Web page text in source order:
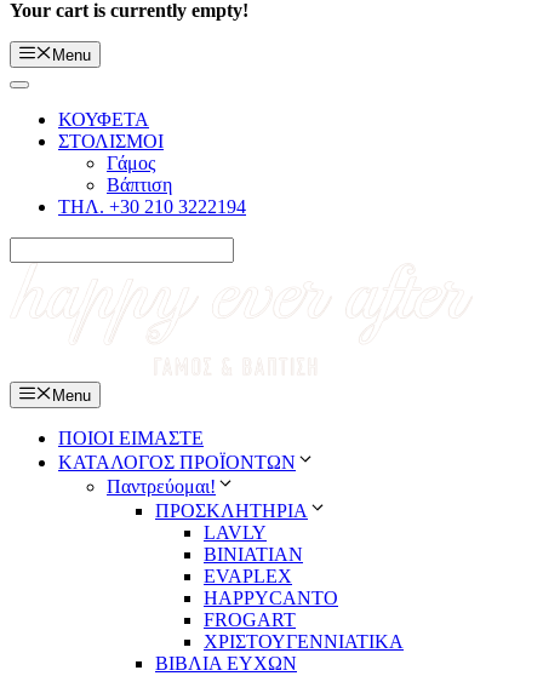
Your cart is currently empty!
Menu
ΚΟΥΦΕΤΑ
ΣΤΟΛΙΣΜΟΙ
Γάμος
Βάπτιση
ΤΗΛ. +30 210 3222194
Menu
ΠΟΙΟΙ ΕΙΜΑΣΤΕ
ΚΑΤΑΛΟΓΟΣ ΠΡΟΪΟΝΤΩΝ
Παντρεύομαι!
ΠΡΟΣΚΛΗΤΗΡΙΑ
LAVLY
BINIATIAN
EVAPLEX
HAPPYCANTO
FROGART
ΧΡΙΣΤΟΥΓΕΝΝΙΑΤΙΚΑ
ΒΙΒΛΙΑ ΕΥΧΩΝ